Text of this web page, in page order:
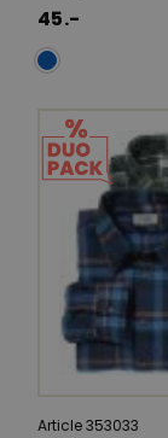
45.-
Article 353033